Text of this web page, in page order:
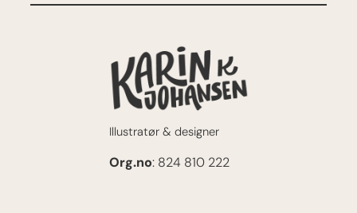
Illustratør & designer
Org.no: 824 810 222